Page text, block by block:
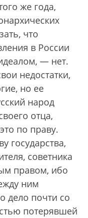
же года,
что
в России
— нет.
недостатки,
но ее
народ
отца,
по праву.
государства,
советника
правом, ибо
ним
дело почти со
потерявшей